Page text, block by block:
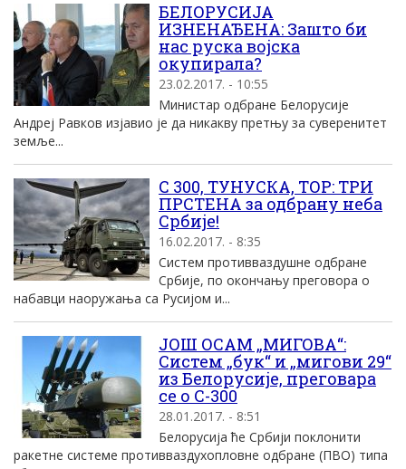
БЕЛОРУСИЈА
ИЗНЕНАЂЕНА: Зашто би
нас руска војска
окупирала?
23.02.2017. - 10:55
Министар одбране Белорусије
Андреј Равков изјавио је да никакву претњу за суверенитет
земље...
С 300, ТУНУСКА, ТОР: ТРИ
ПРСТЕНА за одбрану неба
Србије!
16.02.2017. - 8:35
Систем противваздушне одбране
Србије, по окончању преговора о
набавци наоружања са Русијом и...
ЈОШ ОСАМ „МИГОВА“:
Систем „бук“ и „мигови 29“
из Белорусије, преговара
се о С-300
28.01.2017. - 8:51
Белорусија ће Србији поклонити
ракетне системе противваздухопловне одбране (ПВО) типа